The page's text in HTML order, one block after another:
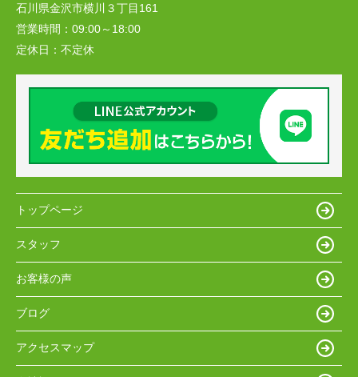
石川県金沢市横川３丁目161
営業時間： 09:00～18:00
定休日： 不定休
トップページ
スタッフ
お客様の声
ブログ
アクセスマップ